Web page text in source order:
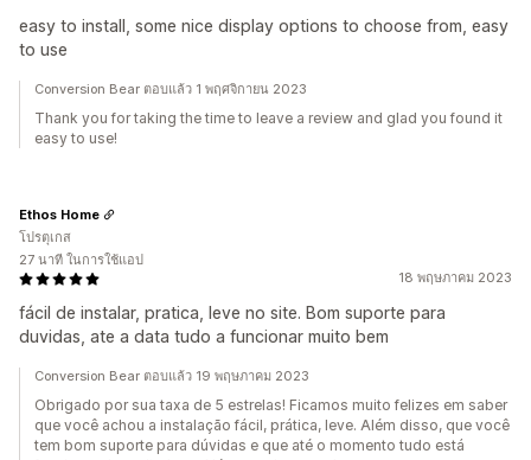
easy to install, some nice display options to choose from, easy
to use
Conversion Bear ตอบแล้ว 1 พฤศจิกายน 2023
Thank you for taking the time to leave a review and glad you found it
easy to use!
18 พฤษภาคม 2023
fácil de instalar, pratica, leve no site. Bom suporte para
duvidas, ate a data tudo a funcionar muito bem
Ethos Home
โปรตุเกส
27 นาที ในการใช้แอป
Conversion Bear ตอบแล้ว 19 พฤษภาคม 2023
Obrigado por sua taxa de 5 estrelas! Ficamos muito felizes em saber
que você achou a instalação fácil, prática, leve. Além disso, que você
tem bom suporte para dúvidas e que até o momento tudo está